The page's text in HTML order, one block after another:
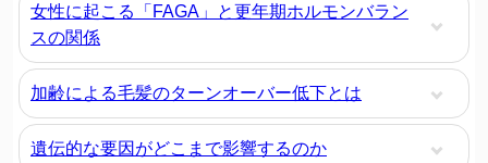
女性に起こる「FAGA」と更年期ホルモンバラン
スの関係
加齢による毛髪のターンオーバー低下とは
遺伝的な要因がどこまで影響するのか